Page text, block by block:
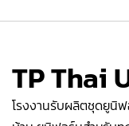
TP Thai
โรงงานรับผลิตชุดยูนิฟ